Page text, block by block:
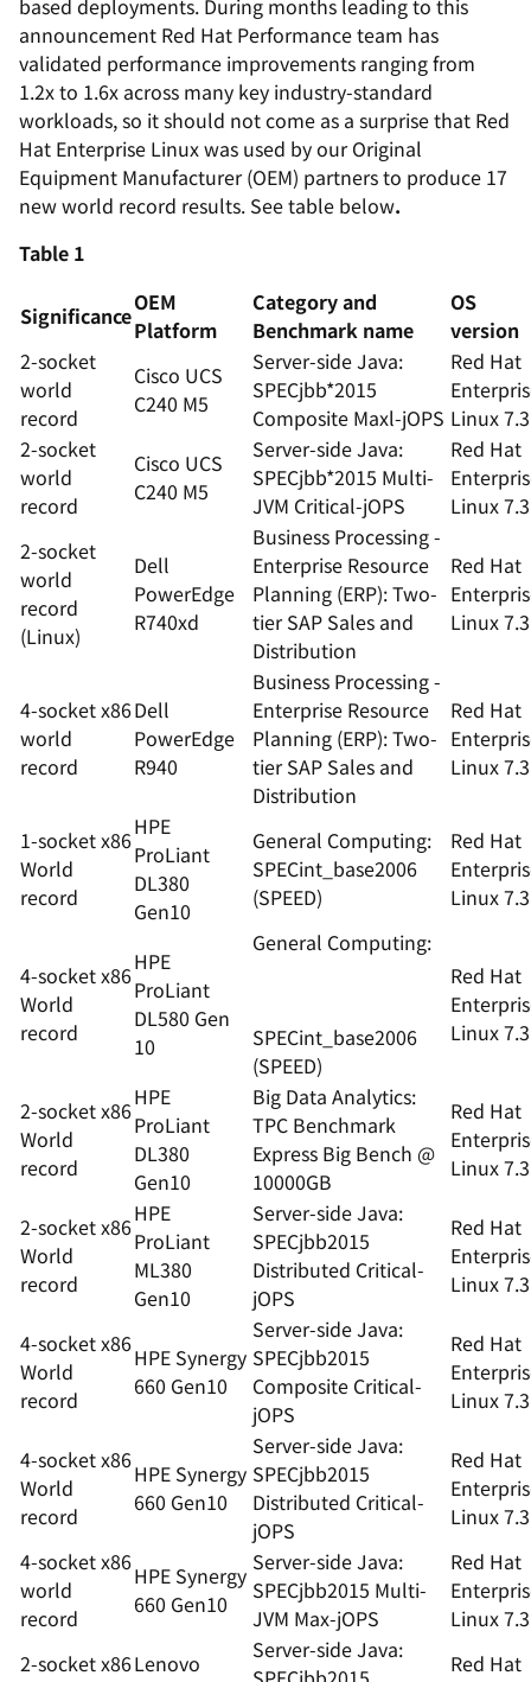
based deployments. During months leading to this
announcement Red Hat Performance team has
validated performance improvements ranging from
1.2x to 1.6x across many key industry-standard
workloads, so it should not come as a surprise that Red
Hat Enterprise Linux was used by our Original
Equipment Manufacturer (OEM) partners to produce 17
new world record results. See table below.
Table 1
SignificanceOEM
Platform
Category and
Benchmark name
OS
version
2-socket
world
record
Cisco UCS
C240 M5
Server-side Java:
SPECjbb*2015
Composite Maxl-jOPS
Red Hat
Linux 7.3
2-socket
world
record
Cisco UCS
C240 M5
Server-side Java:
SPECjbb*2015 Multi-
JVM Critical-jOPS
Red Hat
Linux 7.3
2-socket
world
record
(Linux)
Dell
PowerEdge
R740xd
Business Processing -
Enterprise Resource
Planning (ERP): Two-
tier SAP Sales and
Distribution
Red Hat
Linux 7.3
4-socket x86
world
record
Dell
PowerEdge
R940
Business Processing -
Enterprise Resource
Planning (ERP): Two-
tier SAP Sales and
Distribution
Red Hat
Linux 7.3
1-socket x86
World
record
HPE
ProLiant
DL380
Gen10
General Computing:
SPECint_base2006
(SPEED)
Red Hat
Linux 7.3
4-socket x86
World
record
HPE
ProLiant
DL580 Gen
10
General Computing:
SPECint_base2006
(SPEED)
Red Hat
Linux 7.3
2-socket x86
World
record
HPE
ProLiant
DL380
Gen10
Big Data Analytics:
TPC Benchmark
Express Big Bench @
10000GB
Red Hat
Linux 7.3
2-socket x86
World
record
HPE
ProLiant
ML380
Gen10
Server-side Java:
SPECjbb2015
Distributed Critical-
jOPS
Red Hat
Linux 7.3
4-socket x86
World
record
HPE Synergy
660 Gen10
Server-side Java:
SPECjbb2015
Composite Critical-
jOPS
Red Hat
Linux 7.3
4-socket x86
World
record
HPE Synergy
660 Gen10
Server-side Java:
SPECjbb2015
Distributed Critical-
jOPS
Red Hat
Linux 7.3
4-socket x86
world
record
HPE Synergy
660 Gen10
Server-side Java:
SPECjbb2015 Multi-
JVM Max-jOPS
Red Hat
Linux 7.3
2-socket x86Lenovo
Server-side Java:
Red Hat